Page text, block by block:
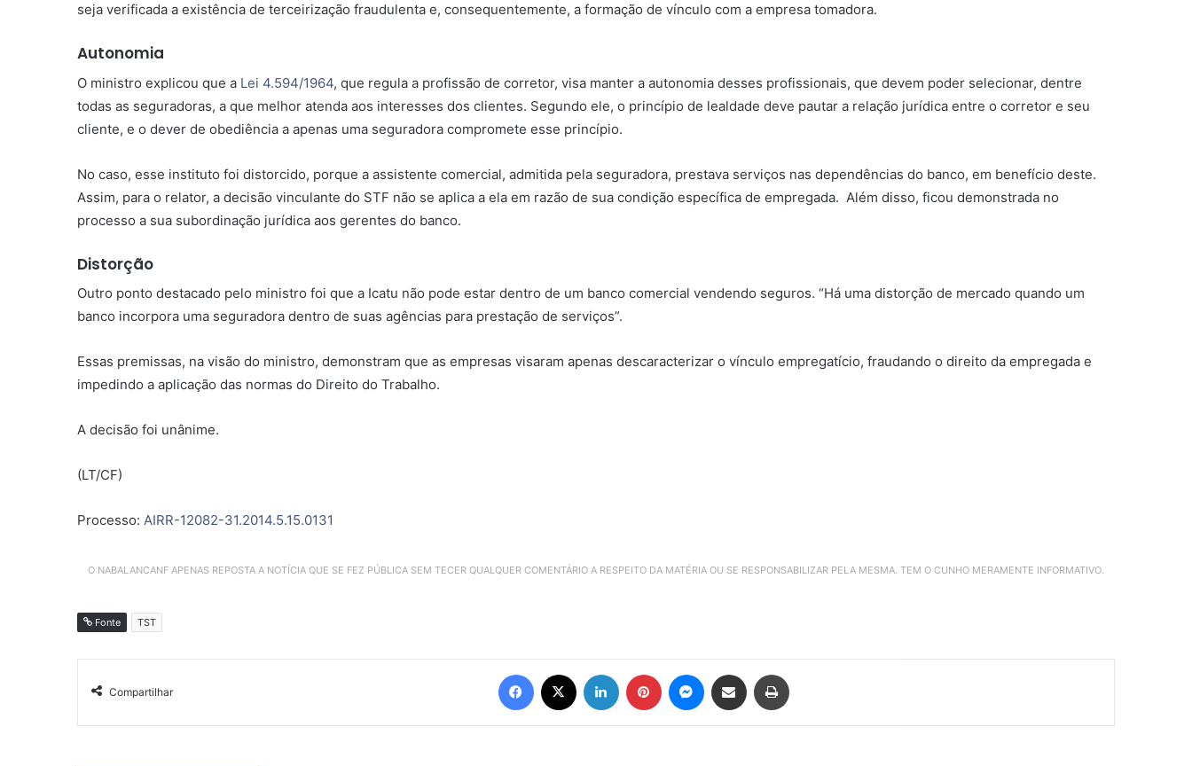
seja verificada a existência de terceirização fraudulenta e, consequentemente, a formação de vínculo com a empresa tomadora.
Autonomia
O ministro explicou que a Lei 4.594/1964, que regula a profissão de corretor, visa manter a autonomia desses profissionais, que devem poder selecionar, dentre
todas as seguradoras, a que melhor atenda aos interesses dos clientes. Segundo ele, o princípio de lealdade deve pautar a relação jurídica entre o corretor e seu
cliente, e o dever de obediência a apenas uma seguradora compromete esse princípio.
No caso, esse instituto foi distorcido, porque a assistente comercial, admitida pela seguradora, prestava serviços nas dependências do banco, em benefício deste.
Assim, para o relator, a decisão vinculante do STF não se aplica a ela em razão de sua condição específica de empregada. Além disso, ficou demonstrada no
processo a sua subordinação jurídica aos gerentes do banco.
Distorção
Outro ponto destacado pelo ministro foi que a Icatu não pode estar dentro de um banco comercial vendendo seguros. “Há uma distorção de mercado quando um
banco incorpora uma seguradora dentro de suas agências para prestação de serviços”.
Essas premissas, na visão do ministro, demonstram que as empresas visaram apenas descaracterizar o vínculo empregatício, fraudando o direito da empregada e
impedindo a aplicação das normas do Direito do Trabalho.
A decisão foi unânime.
(LT/CF)
Processo: AIRR-12082-31.2014.5.15.0131
O NABALANCANF APENAS REPOSTA A NOTÍCIA QUE SE FEZ PÚBLICA SEM TECER QUALQUER COMENTÁRIO A RESPEITO DA MATÉRIA OU SE RESPONSABILIZAR PELA MESMA. TEM O CUNHO MERAMENTE INFORMATIVO.
Fonte TST
Compartilhar